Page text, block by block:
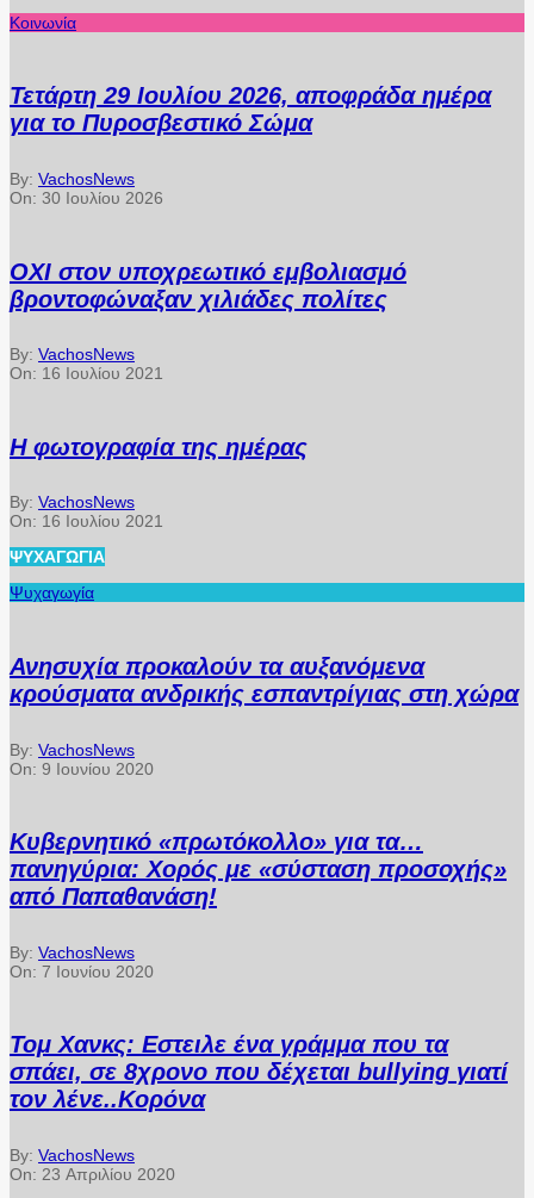
Κοινωνία
Τετάρτη 29 Ιουλίου 2026, αποφράδα ημέρα
για το Πυροσβεστικό Σώμα
By: VachosNews
On: 30 Ιουλίου 2026
ΟΧΙ στον υποχρεωτικό εμβολιασμό
βροντοφώναξαν χιλιάδες πολίτες
By: VachosNews
On: 16 Ιουλίου 2021
Η φωτογραφία της ημέρας
By: VachosNews
On: 16 Ιουλίου 2021
ΨΥΧΑΓΩΓΊΑ
Ψυχαγωγία
Ανησυχία προκαλούν τα αυξανόμενα
κρούσματα ανδρικής εσπαντρίγιας στη χώρα
By: VachosNews
On: 9 Ιουνίου 2020
Κυβερνητικό «πρωτόκολλο» για τα…
πανηγύρια: Χορός με «σύσταση προσοχής»
από Παπαθανάση!
By: VachosNews
On: 7 Ιουνίου 2020
Τομ Χανκς: Εστειλε ένα γράμμα που τα
σπάει, σε 8χρονο που δέχεται bullying γιατί
τον λένε..Κορόνα
By: VachosNews
On: 23 Απριλίου 2020